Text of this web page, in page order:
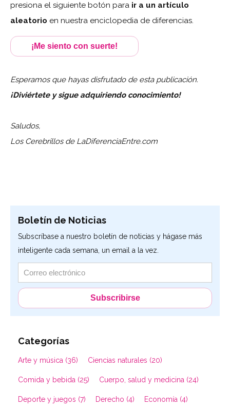
presiona el siguiente botón para ir a un artículo
aleatorio en nuestra enciclopedia de diferencias.
¡Me siento con suerte!
Esperamos que hayas disfrutado de esta publicación.
¡Diviértete y sigue adquiriendo conocimiento!
Saludos,
Los Cerebrillos de LaDiferenciaEntre.com
Boletín de Noticias
Subscríbase a nuestro boletín de noticias y hágase más
inteligente cada semana, un email a la vez.
Categorías
Arte y música (36) Ciencias naturales (20)
Comida y bebida (25) Cuerpo, salud y medicina (24)
Deporte y juegos (7) Derecho (4) Economía (4)